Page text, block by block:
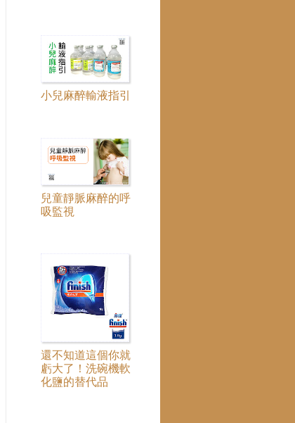
小兒麻醉輸液指引
兒童靜脈麻醉的呼
吸監視
還不知道這個你就
虧大了！洗碗機軟
化鹽的替代品